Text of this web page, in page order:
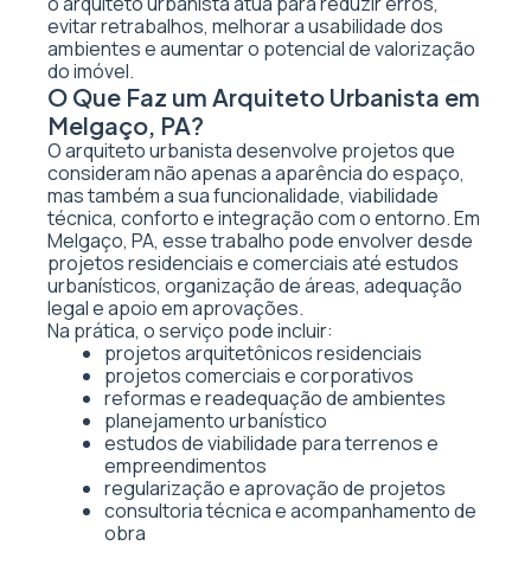
evitar retrabalhos, melhorar a usabilidade dos
ambientes e aumentar o potencial de valorização
do imóvel.
O Que Faz um Arquiteto Urbanista em
Melgaço, PA?
O arquiteto urbanista desenvolve projetos que
consideram não apenas a aparência do espaço,
mas também a sua funcionalidade, viabilidade
técnica, conforto e integração com o entorno. Em
Melgaço, PA, esse trabalho pode envolver desde
projetos residenciais e comerciais até estudos
urbanísticos, organização de áreas, adequação
legal e apoio em aprovações.
Na prática, o serviço pode incluir:
projetos arquitetônicos residenciais
projetos comerciais e corporativos
reformas e readequação de ambientes
planejamento urbanístico
estudos de viabilidade para terrenos e
empreendimentos
regularização e aprovação de projetos
consultoria técnica e acompanhamento de
obra